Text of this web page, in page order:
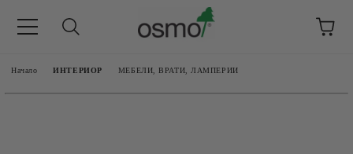
Начало ИНТЕРИОР МЕБЕЛИ, ВРАТИ, ЛАМПЕРИИ